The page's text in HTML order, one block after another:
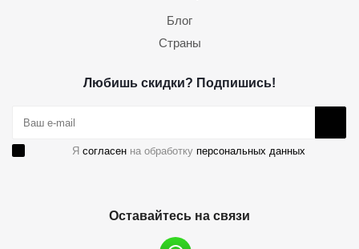
Блог
Страны
Любишь скидки? Подпишись!
Я согласен на обработку персональных данных
Оставайтесь на связи